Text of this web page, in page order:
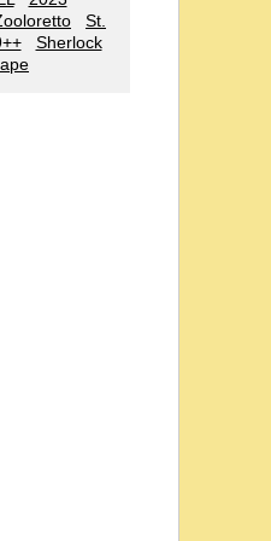
St.
Sherlock